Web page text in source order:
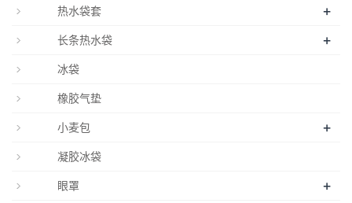
热水袋套 +
长条热水袋 +
冰袋
橡胶气垫
小麦包 +
凝胶冰袋
眼罩 +